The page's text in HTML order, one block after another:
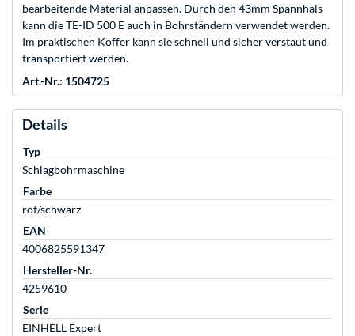
bearbeitende Material anpassen. Durch den 43mm Spannhals
kann die TE-ID 500 E auch in Bohrständern verwendet werden.
Im praktischen Koffer kann sie schnell und sicher verstaut und
transportiert werden.
Art.-Nr.: 1504725
Details
Typ
Schlagbohrmaschine
Farbe
rot/schwarz
EAN
4006825591347
Hersteller-Nr.
4259610
Serie
EINHELL Expert